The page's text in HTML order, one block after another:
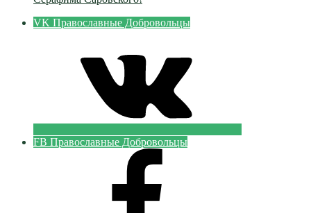
VK Православные Добровольцы
FB Православные Добровольцы